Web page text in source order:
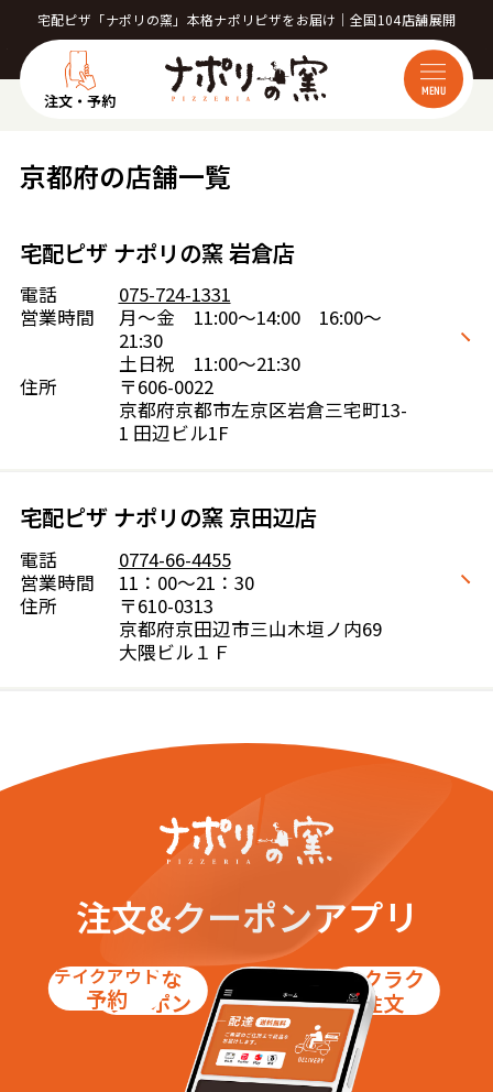
宅配ピザ「ナポリの窯」本格ナポリピザをお届け｜全国104店舗展開
注文・予約 MENU
京都府の店舗一覧
宅配ピザ ナポリの窯 岩倉店
電話
075-724-1331
営業時間
月～金 11:00～14:00 16:00～
21:30
土日祝 11:00～21:30
住所
〒606-0022
京都府京都市左京区岩倉三宅町13-
1 田辺ビル1F
宅配ピザ ナポリの窯 京田辺店
電話
0774-66-4455
営業時間
11：00～21：30
住所
〒610-0313
京都府京田辺市三山木垣ノ内69
大隈ビル１Ｆ
注文&クーポンアプリ
お得な
クーポン
テイクアウト
予約
ラクラク
注文